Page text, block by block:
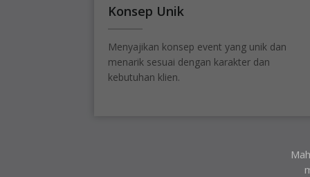
Konsep Unik
Menyajikan konsep event yang unik dan
menarik sesuai dengan karakter dan
kebutuhan klien.